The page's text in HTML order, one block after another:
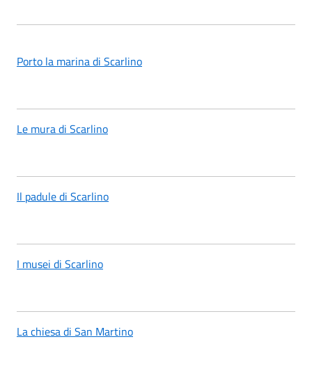
Porto la marina di Scarlino
Le mura di Scarlino
Il padule di Scarlino
I musei di Scarlino
La chiesa di San Martino